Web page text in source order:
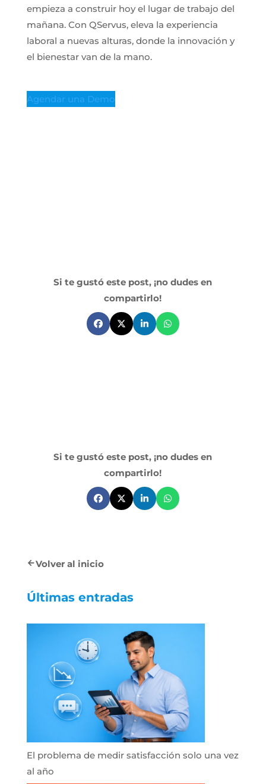
empieza a construir hoy el lugar de trabajo del
mañana. Con QServus, eleva la experiencia
laboral a nuevas alturas, donde la innovación y
el bienestar van de la mano.
Agendar una Demo
Si te gustó este post, ¡no dudes en
compartirlo!
Si te gustó este post, ¡no dudes en
compartirlo!
Volver al inicio
Últimas entradas
El problema de medir satisfacción solo una vez
al año